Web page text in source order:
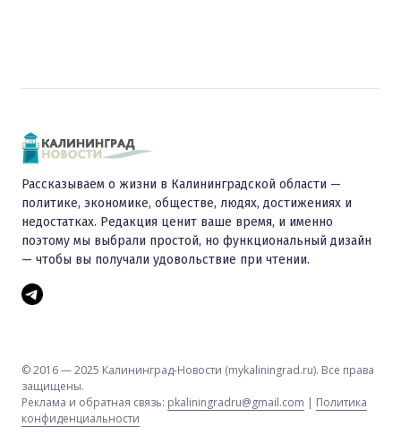
Рассказываем о жизни в Калининградской области —
политике, экономике, обществе, людях, достижениях и
недостатках. Редакция ценит ваше время, и именно
поэтому мы выбрали простой, но функциональный дизайн
— чтобы вы получали удовольствие при чтении.
© 2016 — 2025 Калининград-Новости (mykaliningrad.ru). Все права
защищены.
Реклама и обратная связь: pkaliningradru@gmail.com | Политика
конфиденциальности